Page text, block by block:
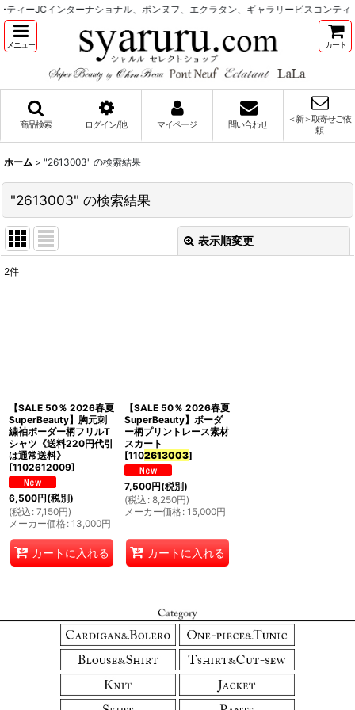
ィーJCインターナショナル、ポンヌフ、エクラタン、ギャラリービスコンティ
メニュー カート
商品検索 ログイン/他 マイページ 問い合わせ
＜新＞取寄せご依
頼
ホーム > "2613003" の検索結果
"2613003" の検索結果
表示順変更
絞り込む
2件
【SALE 50％ 2026春夏
SuperBeauty】胸元刺
繍袖ボーダー柄フリルT
シャツ《送料220円代引
は通常送料》
[1102612009]
6,500円(税別)
(税込 : 7,150円)
メーカー価格: 13,000円
カートに入れる
【SALE 50％ 2026春夏
SuperBeauty】ボーダ
ー柄プリントレース素材
スカート
[1102613003]
7,500円(税別)
(税込 : 8,250円)
メーカー価格: 15,000円
カートに入れる